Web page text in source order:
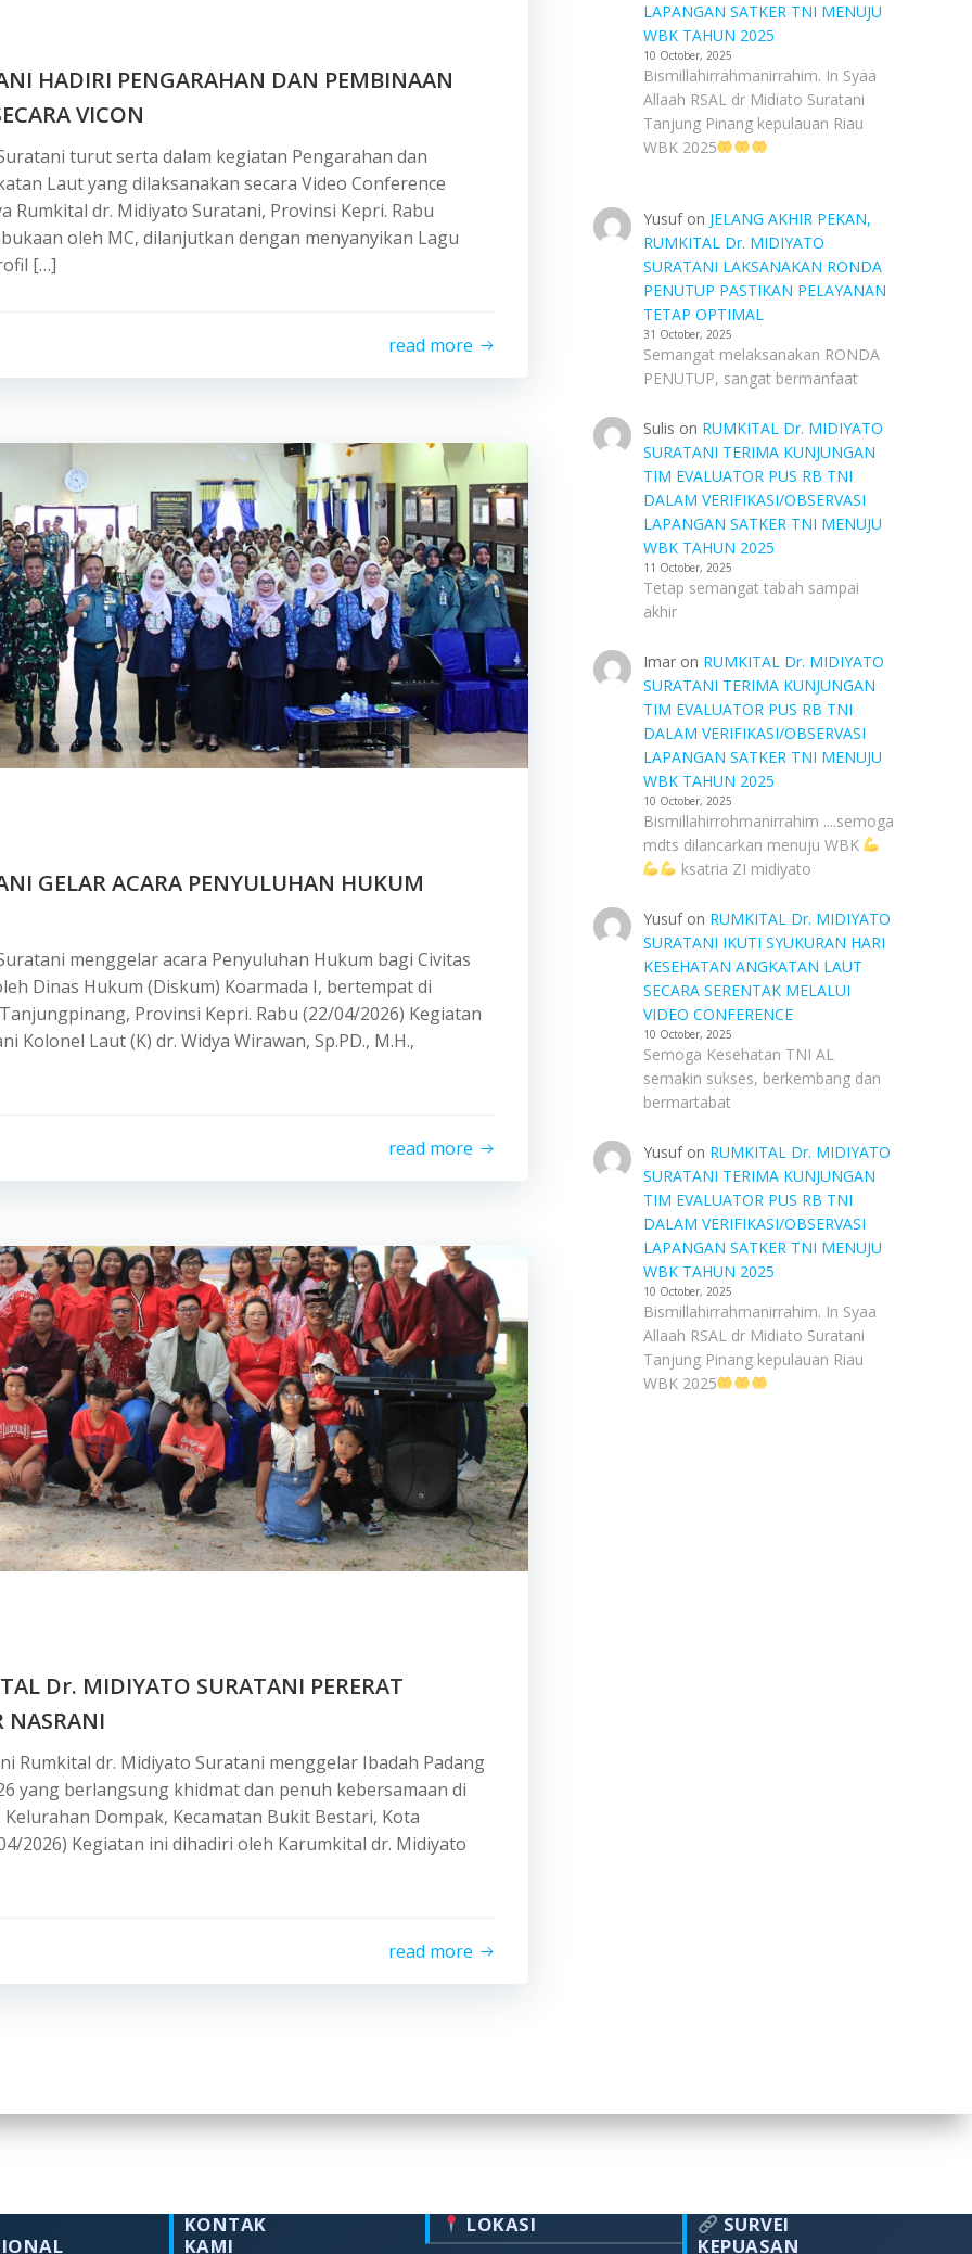
HADIRI PENGARAHAN DAN PEMBINAAN
VICON
turut serta dalam kegiatan Pengarahan dan
Laut yang dilaksanakan secara Video Conference
Rumkital dr. Midiyato Suratani, Provinsi Kepri. Rabu
oleh MC, dilanjutkan dengan menyanyikan Lagu
[…]
read more
GELAR ACARA PENYULUHAN HUKUM
menggelar acara Penyuluhan Hukum bagi Civitas
Dinas Hukum (Diskum) Koarmada I, bertempat di
Provinsi Kepri. Rabu (22/04/2026) Kegiatan
Laut (K) dr. Widya Wirawan, Sp.PD., M.H.,
read more
Dr. MIDIYATO SURATANI PERERAT
NASRANI
Rumkital dr. Midiyato Suratani menggelar Ibadah Padang
yang berlangsung khidmat dan penuh kebersamaan di
Dompak, Kecamatan Bukit Bestari, Kota
2026) Kegiatan ini dihadiri oleh Karumkital dr. Midiyato
read more
LAPANGAN SATKER TNI MENUJU
WBK TAHUN 2025
10 October, 2025
Bismillahirrahmanirrahim. In Syaa
Allaah RSAL dr Midiato Suratani
Tanjung Pinang kepulauan Riau
WBK 2025
Yusufon JELANG AKHIR PEKAN,
RUMKITAL Dr. MIDIYATO
SURATANI LAKSANAKAN RONDA
PENUTUP PASTIKAN PELAYANAN
TETAP OPTIMAL
31 October, 2025
Semangat melaksanakan RONDA
PENUTUP, sangat bermanfaat
Sulis on RUMKITAL Dr. MIDIYATO
SURATANI TERIMA KUNJUNGAN
TIM EVALUATOR PUS RB TNI
DALAM VERIFIKASI/OBSERVASI
LAPANGAN SATKER TNI MENUJU
WBK TAHUN 2025
11 October, 2025
Tetap semangat tabah sampai
akhir
Imaron RUMKITAL Dr. MIDIYATO
SURATANI TERIMA KUNJUNGAN
TIM EVALUATOR PUS RB TNI
DALAM VERIFIKASI/OBSERVASI
LAPANGAN SATKER TNI MENUJU
WBK TAHUN 2025
10 October, 2025
Bismillahirrohmanirrahim ....semoga
mdts dilancarkan menuju WBK
ksatria ZI midiyato
Yusufon RUMKITAL Dr. MIDIYATO
SURATANI IKUTI SYUKURAN HARI
KESEHATAN ANGKATAN LAUT
SECARA SERENTAK MELALUI
VIDEO CONFERENCE
10 October, 2025
Semoga Kesehatan TNI AL
semakin sukses, berkembang dan
bermartabat
Yusufon RUMKITAL Dr. MIDIYATO
SURATANI TERIMA KUNJUNGAN
TIM EVALUATOR PUS RB TNI
DALAM VERIFIKASI/OBSERVASI
LAPANGAN SATKER TNI MENUJU
WBK TAHUN 2025
10 October, 2025
Bismillahirrahmanirrahim. In Syaa
Allaah RSAL dr Midiato Suratani
Tanjung Pinang kepulauan Riau
WBK 2025
KONTAK
KAMI
LOKASI
SURVEI
KEPUASAN